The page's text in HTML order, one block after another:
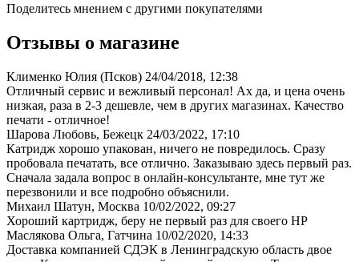
Поделитесь мнением с другими покупателями
Отзывы о магазине
Клименко Юлия (Псков) 24/04/2018, 12:38
Отличный сервис и вежливый персонал! Ах да, и цена очень
низкая, раза в 2-3 дешевле, чем в других магазинах. Качество
печати - отличное!
Шарова Любовь, Бежецк 24/03/2022, 17:10
Катридж хорошо упакован, ничего не повредилось. Сразу
пробовала печатать, все отлично. Заказываю здесь первый раз.
Сначала задала вопрос в онлайн-консультанте, мне тут же
перезвонили и все подробно объяснили.
Михаил Шатун, Москва 10/02/2022, 09:27
Хороший картридж, беру не первый раз для своего НР
Маслякова Ольга, Гатчина 10/02/2020, 14:33
Доставка компанией СДЭК в Ленинградскую область двое